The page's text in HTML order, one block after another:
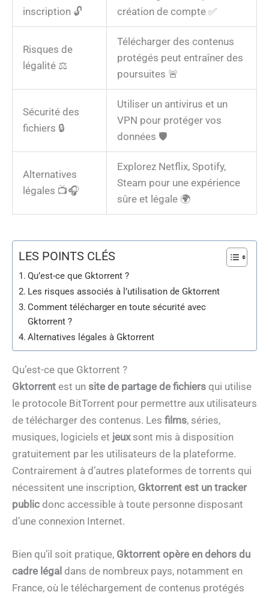
inscription 🔓
création de compte ✅
Risques de
légalité ⚖️
Télécharger des contenus
protégés peut entraîner des
poursuites 🚨
Sécurité des
fichiers 🔒
Utiliser un antivirus et un
VPN pour protéger vos
données 🛡️
Alternatives
légales 📺🎧
Explorez Netflix, Spotify,
Steam pour une expérience
sûre et légale 🌍
LES POINTS CLÉS
Qu’est-ce que Gktorrent ?
Les risques associés à l’utilisation de Gktorrent
Comment télécharger en toute sécurité avec
Gktorrent ?
Alternatives légales à Gktorrent
Qu’est-ce que Gktorrent ?
Gktorrent est un site de partage de fichiers qui utilise
le protocole BitTorrent pour permettre aux utilisateurs
de télécharger des contenus. Les films, séries,
musiques, logiciels et jeuxsont mis à disposition
gratuitement par les utilisateurs de la plateforme.
Contrairement à d’autres plateformes de torrents qui
nécessitent une inscription, Gktorrent est un tracker
public donc accessible à toute personne disposant
d’une connexion Internet.
Bien qu’il soit pratique, Gktorrent opère en dehors du
cadre légal dans de nombreux pays, notamment en
France, où le téléchargement de contenus protégés